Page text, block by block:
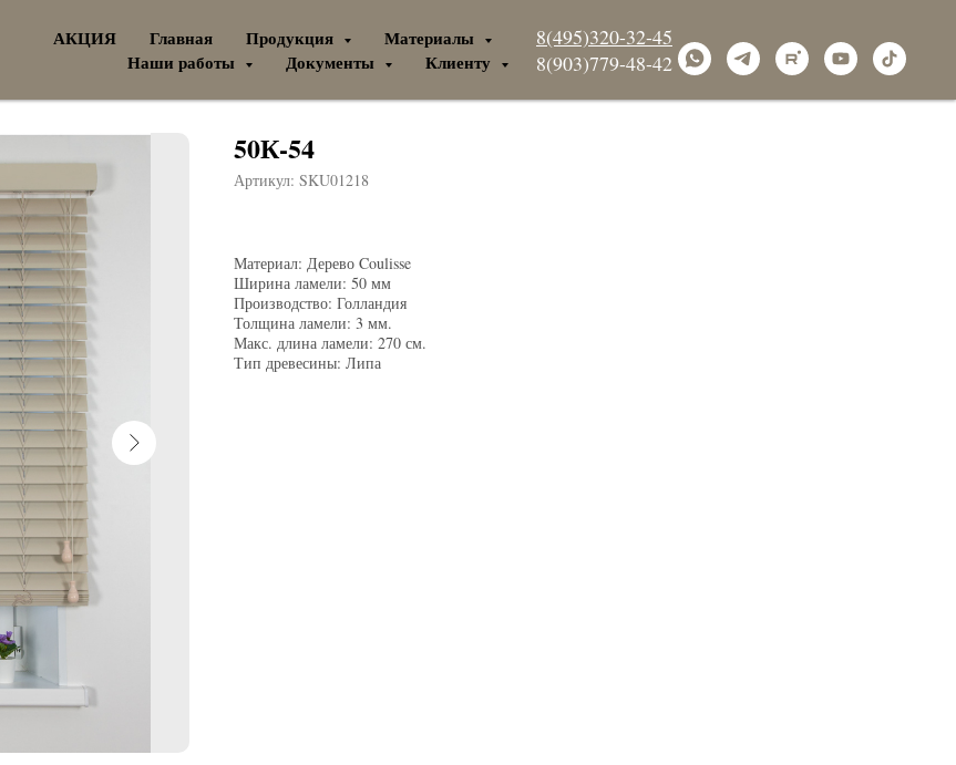
АКЦИЯ Главная Продукция
Материалы
Наши работы
Документы Клиенту
8(495)320-32-45
8(903)779-48-42
50К-54
Артикул: SKU01218
Материал: Дерево Coulisse
Ширина ламели: 50 мм
Производство: Голландия
Толщина ламели: 3 мм.
Макс. длина ламели: 270 см.
Тип древесины: Липа